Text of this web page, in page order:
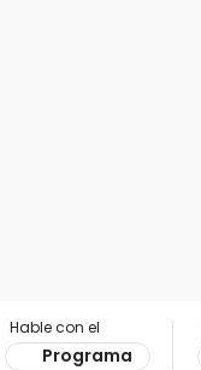
Hable con el
Programa